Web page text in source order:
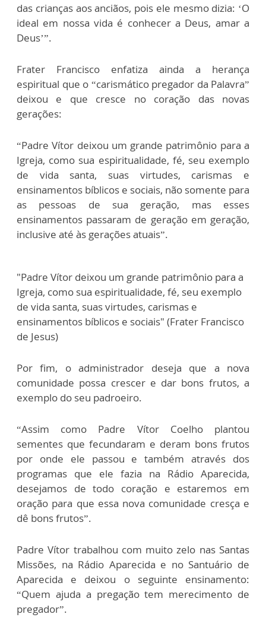
das crianças aos anciãos, pois ele mesmo dizia: ‘O
ideal em nossa vida é conhecer a Deus, amar a
Deus’”.
Frater Francisco enfatiza ainda a herança
espiritual que o “carismático pregador da Palavra”
deixou e que cresce no coração das novas
gerações:
“Padre Vítor deixou um grande patrimônio para a
Igreja, como sua espiritualidade, fé, seu exemplo
de vida santa, suas virtudes, carismas e
ensinamentos bíblicos e sociais, não somente para
as pessoas de sua geração, mas esses
ensinamentos passaram de geração em geração,
inclusive até às gerações atuais”.
"Padre Vítor deixou um grande patrimônio para a
Igreja, como sua espiritualidade, fé, seu exemplo
de vida santa, suas virtudes, carismas e
ensinamentos bíblicos e sociais" (Frater Francisco
de Jesus)
Por fim, o administrador deseja que a nova
comunidade possa crescer e dar bons frutos, a
exemplo do seu padroeiro.
“Assim como Padre Vítor Coelho plantou
sementes que fecundaram e deram bons frutos
por onde ele passou e também através dos
programas que ele fazia na Rádio Aparecida,
desejamos de todo coração e estaremos em
oração para que essa nova comunidade cresça e
dê bons frutos”.
Padre Vítor trabalhou com muito zelo nas Santas
Missões, na Rádio Aparecida e no Santuário de
Aparecida e deixou o seguinte ensinamento:
“Quem ajuda a pregação tem merecimento de
pregador”.